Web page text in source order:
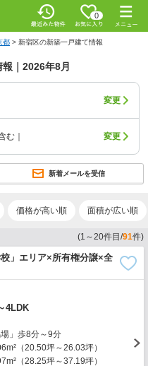
0
都 > 新宿区の新築一戸建て情報
｜2026年8月
変更
む｜ 変更
新着メールを受信
価格が高い順 面積が広い順
(1 ～20件目/91件)
」エリア×所有権分譲×全
4LDK
」歩8分～9分
（20.50坪～26.03坪）
（28.25坪～37.19坪）